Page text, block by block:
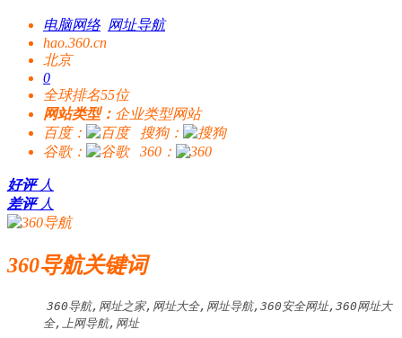
电脑网络 网址导航
hao.360.cn
北京
0
全球排名55位
网站类型： 企业类型网站
百度：
搜狗：
谷歌：
360：
好评 人
差评 人
360导航关键词
360导航,网址之家,网址大全,网址导航,360安全网址,360网址大
全,上网导航,网址